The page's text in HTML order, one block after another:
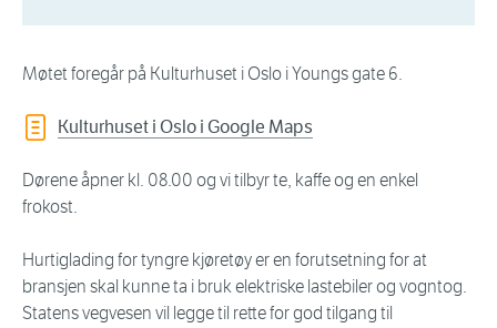
Møtet foregår på Kulturhuset i Oslo i Youngs gate 6.
Kulturhuset i Oslo i Google Maps
Dørene åpner kl. 08.00 og vi tilbyr te, kaffe og en enkel
frokost.
Hurtiglading for tyngre kjøretøy er en forutsetning for at
bransjen skal kunne ta i bruk elektriske lastebiler og vogntog.
Statens vegvesen vil legge til rette for god tilgang til